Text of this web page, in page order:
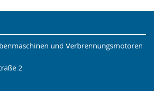
und Verbrennungsmotoren
2